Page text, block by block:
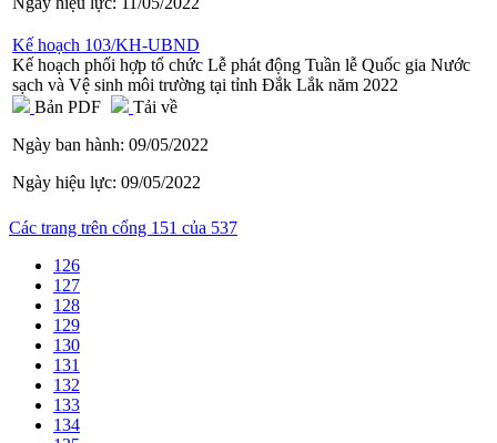
Kế hoạch 103/KH-UBND
Kế hoạch phối hợp tổ chức Lễ phát động Tuần lễ Quốc gia Nước
sạch và Vệ sinh môi trường tại tỉnh Đắk Lắk năm 2022
Bản PDF
Tải về
Ngày ban hành: 09/05/2022
Ngày hiệu lực: 09/05/2022
Các trang trên cổng 151 của 537
126
127
128
129
130
131
132
133
134